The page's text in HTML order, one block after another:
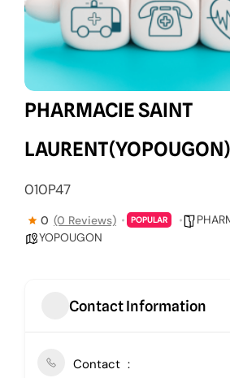
PHARMACIE SAINT
LAURENT(YOPOUGON)
010P47
0 (0 Reviews) POPULAR
YOPOUGON
Contact Information
Contact